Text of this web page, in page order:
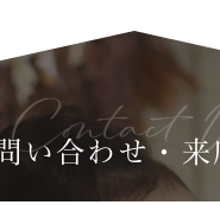
い合わせ・来